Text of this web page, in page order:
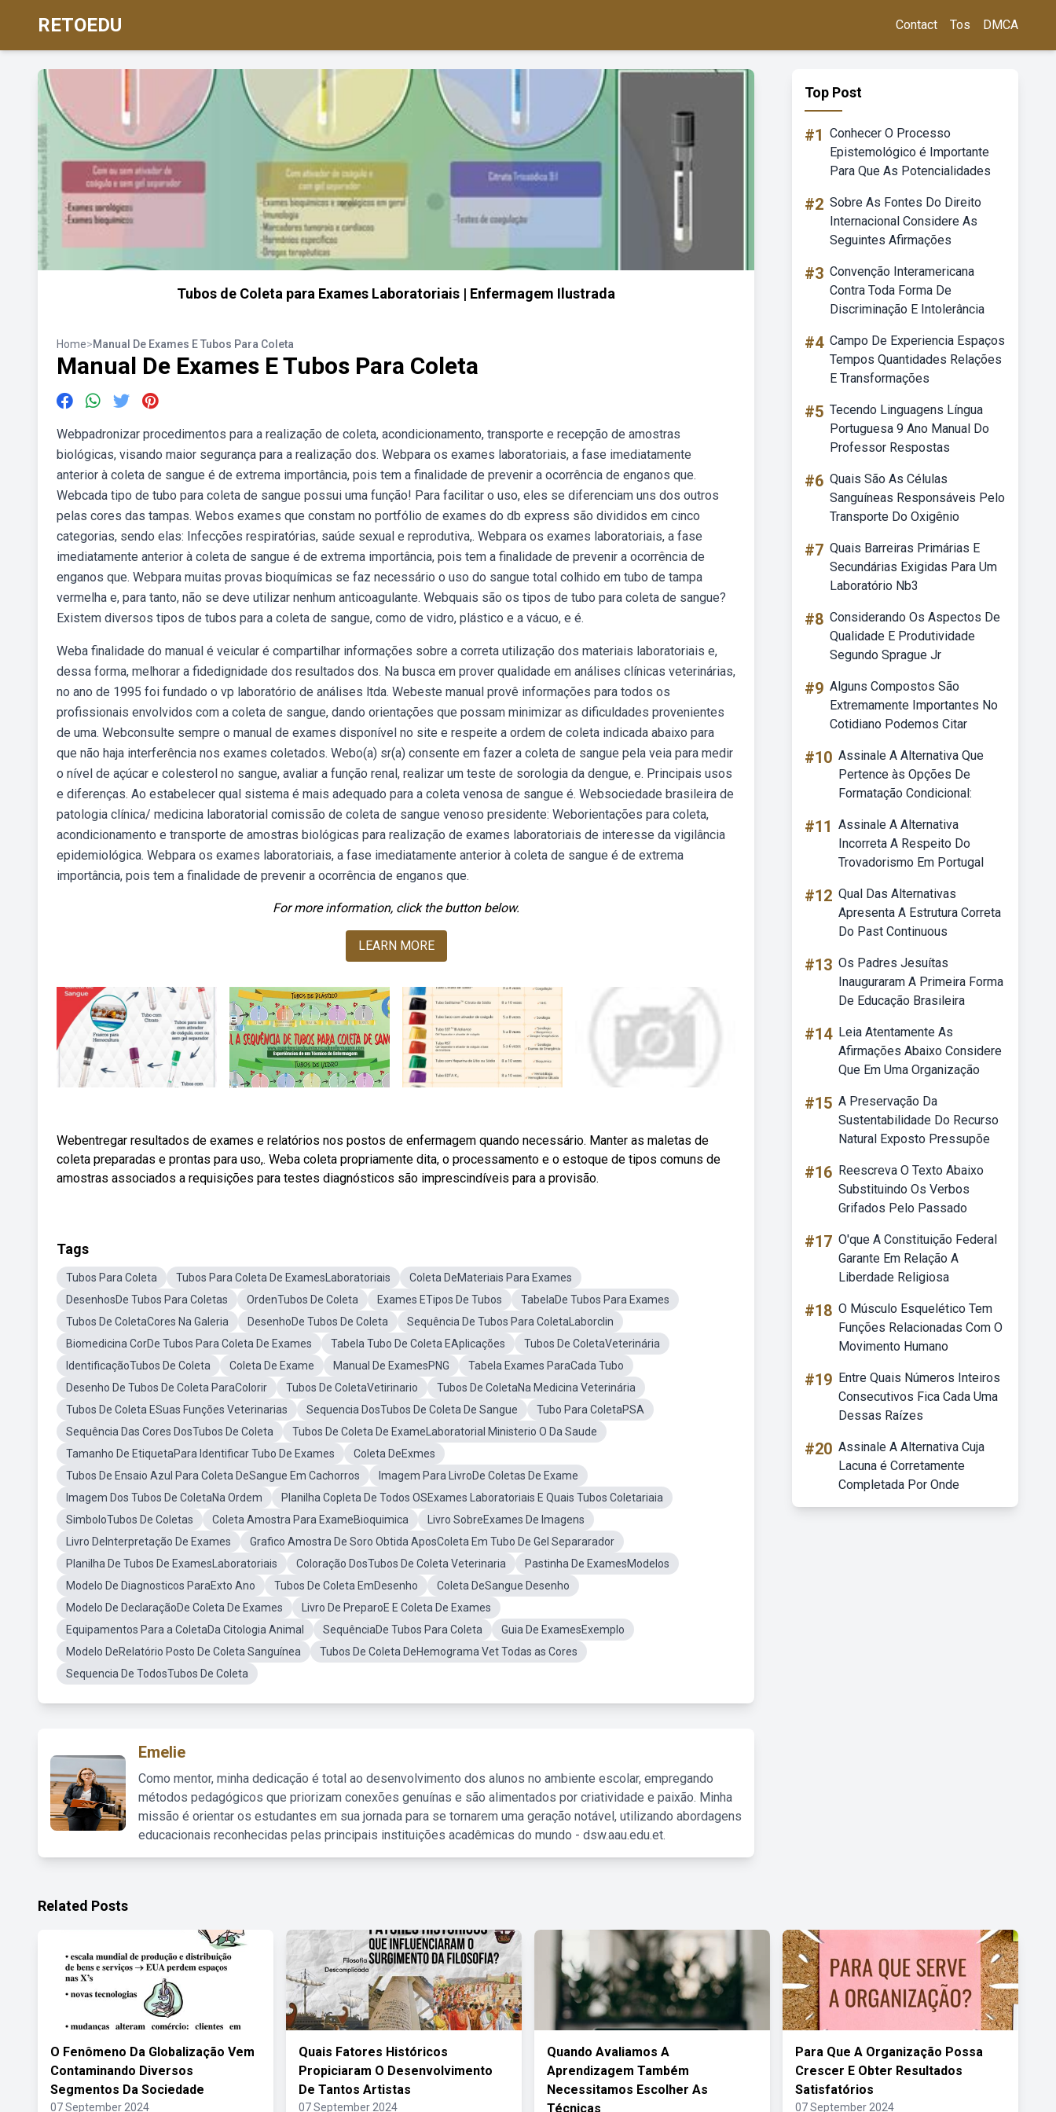
RETOEDU Contact Tos DMCA
Tubos de Coleta para Exames Laboratoriais | Enfermagem Ilustrada
Home>Manual De Exames E Tubos Para Coleta
Manual De Exames E Tubos Para Coleta
Webpadronizar procedimentos para a realização de coleta, acondicionamento, transporte e recepção de amostras
biológicas, visando maior segurança para a realização dos. Webpara os exames laboratoriais, a fase imediatamente
anterior à coleta de sangue é de extrema importância, pois tem a finalidade de prevenir a ocorrência de enganos que.
Webcada tipo de tubo para coleta de sangue possui uma função! Para facilitar o uso, eles se diferenciam uns dos outros
pelas cores das tampas. Webos exames que constam no portfólio de exames do db express são divididos em cinco
categorias, sendo elas: Infecções respiratórias, saúde sexual e reprodutiva,. Webpara os exames laboratoriais, a fase
imediatamente anterior à coleta de sangue é de extrema importância, pois tem a finalidade de prevenir a ocorrência de
enganos que. Webpara muitas provas bioquímicas se faz necessário o uso do sangue total colhido em tubo de tampa
vermelha e, para tanto, não se deve utilizar nenhum anticoagulante. Webquais são os tipos de tubo para coleta de sangue?
Existem diversos tipos de tubos para a coleta de sangue, como de vidro, plástico e a vácuo, e é.
Weba finalidade do manual é veicular é compartilhar informações sobre a correta utilização dos materiais laboratoriais e,
dessa forma, melhorar a fidedignidade dos resultados dos. Na busca em prover qualidade em análises clínicas veterinárias,
no ano de 1995 foi fundado o vp laboratório de análises ltda. Webeste manual provê informações para todos os
profissionais envolvidos com a coleta de sangue, dando orientações que possam minimizar as dificuldades provenientes
de uma. Webconsulte sempre o manual de exames disponível no site e respeite a ordem de coleta indicada abaixo para
que não haja interferência nos exames coletados. Webo(a) sr(a) consente em fazer a coleta de sangue pela veia para medir
o nível de açúcar e colesterol no sangue, avaliar a função renal, realizar um teste de sorologia da dengue, e. Principais usos
e diferenças. Ao estabelecer qual sistema é mais adequado para a coleta venosa de sangue é. Websociedade brasileira de
patologia clínica/ medicina laboratorial comissão de coleta de sangue venoso presidente: Weborientações para coleta,
acondicionamento e transporte de amostras biológicas para realização de exames laboratoriais de interesse da vigilância
epidemiológica. Webpara os exames laboratoriais, a fase imediatamente anterior à coleta de sangue é de extrema
importância, pois tem a finalidade de prevenir a ocorrência de enganos que.
For more information, click the button below.
LEARN MORE
Webentregar resultados de exames e relatórios nos postos de enfermagem quando necessário. Manter as maletas de
coleta preparadas e prontas para uso,. Weba coleta propriamente dita, o processamento e o estoque de tipos comuns de
amostras associados a requisições para testes diagnósticos são imprescindíveis para a provisão.
Tags
Tubos Para Coleta Tubos Para Coleta De ExamesLaboratoriais
Coleta DeMateriais Para Exames
DesenhosDe Tubos Para Coletas
OrdenTubos De Coleta Exames ETipos De Tubos
TabelaDe Tubos Para Exames
Tubos De ColetaCores Na Galeria
DesenhoDe Tubos De Coleta
Sequência De Tubos Para ColetaLaborclin
Biomedicina CorDe Tubos Para Coleta De Exames
Tabela Tubo De Coleta EAplicações
Tubos De ColetaVeterinária
IdentificaçãoTubos De Coleta
Coleta De Exame Manual De ExamesPNG
Tabela Exames ParaCada Tubo
Desenho De Tubos De Coleta ParaColorir
Tubos De ColetaVetirinario
Tubos De ColetaNa Medicina Veterinária
Tubos De Coleta ESuas Funções Veterinarias
Sequencia DosTubos De Coleta De Sangue
Tubo Para ColetaPSA
Sequência Das Cores DosTubos De Coleta
Tubos De Coleta De ExameLaboratorial Ministerio O Da Saude
Tamanho De EtiquetaPara Identificar Tubo De Exames
Coleta DeExmes
Tubos De Ensaio Azul Para Coleta DeSangue Em Cachorros
Imagem Para LivroDe Coletas De Exame
Imagem Dos Tubos De ColetaNa Ordem
Planilha Copleta De Todos OSExames Laboratoriais E Quais Tubos Coletariaia
SimboloTubos De Coletas
Coleta Amostra Para ExameBioquimica
Livro SobreExames De Imagens
Livro DeInterpretação De Exames
Grafico Amostra De Soro Obtida AposColeta Em Tubo De Gel Separarador
Planilha De Tubos De ExamesLaboratoriais
Coloração DosTubos De Coleta Veterinaria
Pastinha De ExamesModelos
Modelo De Diagnosticos ParaExto Ano
Tubos De Coleta EmDesenho
Coleta DeSangue Desenho
Modelo De DeclaraçãoDe Coleta De Exames
Livro De PreparoE E Coleta De Exames
Equipamentos Para a ColetaDa Citologia Animal
SequênciaDe Tubos Para Coleta
Guia De ExamesExemplo
Modelo DeRelatório Posto De Coleta Sanguínea
Tubos De Coleta DeHemograma Vet Todas as Cores
Sequencia De TodosTubos De Coleta
Emelie
Como mentor, minha dedicação é total ao desenvolvimento dos alunos no ambiente escolar, empregando
métodos pedagógicos que priorizam conexões genuínas e são alimentados por criatividade e paixão. Minha
missão é orientar os estudantes em sua jornada para se tornarem uma geração notável, utilizando abordagens
educacionais reconhecidas pelas principais instituições acadêmicas do mundo - dsw.aau.edu.et.
Top Post
#1 Conhecer O Processo
Epistemológico é Importante
Para Que As Potencialidades
#2 Sobre As Fontes Do Direito
Internacional Considere As
Seguintes Afirmações
#3 Convenção Interamericana
Contra Toda Forma De
Discriminação E Intolerância
#4 Campo De Experiencia Espaços
Tempos Quantidades Relações
E Transformações
#5 Tecendo Linguagens Língua
Portuguesa 9 Ano Manual Do
Professor Respostas
#6 Quais São As Células
Sanguíneas Responsáveis Pelo
Transporte Do Oxigênio
#7 Quais Barreiras Primárias E
Secundárias Exigidas Para Um
Laboratório Nb3
#8 Considerando Os Aspectos De
Qualidade E Produtividade
Segundo Sprague Jr
#9 Alguns Compostos São
Extremamente Importantes No
Cotidiano Podemos Citar
#10 Assinale A Alternativa Que
Pertence às Opções De
Formatação Condicional:
#11 Assinale A Alternativa
Incorreta A Respeito Do
Trovadorismo Em Portugal
#12 Qual Das Alternativas
Apresenta A Estrutura Correta
Do Past Continuous
#13 Os Padres Jesuítas
Inauguraram A Primeira Forma
De Educação Brasileira
#14 Leia Atentamente As
Afirmações Abaixo Considere
Que Em Uma Organização
#15 A Preservação Da
Sustentabilidade Do Recurso
Natural Exposto Pressupõe
#16 Reescreva O Texto Abaixo
Substituindo Os Verbos
Grifados Pelo Passado
#17 O'que A Constituição Federal
Garante Em Relação A
Liberdade Religiosa
#18 O Músculo Esquelético Tem
Funções Relacionadas Com O
Movimento Humano
#19 Entre Quais Números Inteiros
Consecutivos Fica Cada Uma
Dessas Raízes
#20 Assinale A Alternativa Cuja
Lacuna é Corretamente
Completada Por Onde
Related Posts
O Fenômeno Da Globalização Vem
Contaminando Diversos
Segmentos Da Sociedade
07 September 2024
Quais Fatores Históricos
Propiciaram O Desenvolvimento
De Tantos Artistas
07 September 2024
Quando Avaliamos A
Aprendizagem Também
Necessitamos Escolher As
Técnicas
Para Que A Organização Possa
Crescer E Obter Resultados
Satisfatórios
07 September 2024